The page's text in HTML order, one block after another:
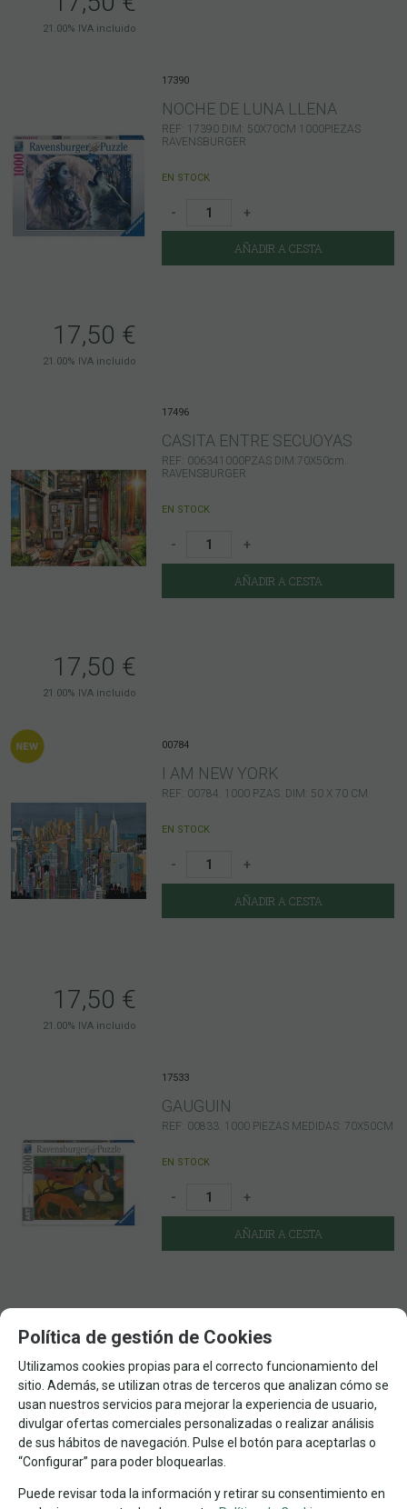
21.00% IVA incluido
17,50 €
21.00% IVA incluido
17390
NOCHE DE LUNA LLENA
REF: 17390 DIM: 50X70CM 1000PIEZAS
RAVENSBURGER
EN STOCK
- +
AÑADIR A CESTA
17,50 €
21.00% IVA incluido
17496
CASITA ENTRE SECUOYAS
REF: 006341000PZAS DIM:70X50cm.
RAVENSBURGER
EN STOCK
- +
AÑADIR A CESTA
17,50 €
21.00% IVA incluido
00784
I AM NEW YORK
REF: 00784. 1000 PZAS. DIM: 50 X 70 CM
EN STOCK
- +
AÑADIR A CESTA
17,50 €
IVA incluido
17533
GAUGUIN
REF: 00833. 1000 PIEZAS MEDIDAS: 70X50CM
EN STOCK
- +
AÑADIR A CESTA
00884
AMSTERDAM
REF: 00884. 1000 PZAS. DIM: 50 X 70 CM
EN STOCK
Política de gestión de Cookies
Utilizamos cookies propias para el correcto funcionamiento del
sitio. Además, se utilizan otras de terceros que analizan cómo se
usan nuestros servicios para mejorar la experiencia de usuario,
divulgar ofertas comerciales personalizadas o realizar análisis
de sus hábitos de navegación. Pulse el botón para aceptarlas o
“Configurar” para poder bloquearlas.
Puede revisar toda la información y retirar su consentimiento en